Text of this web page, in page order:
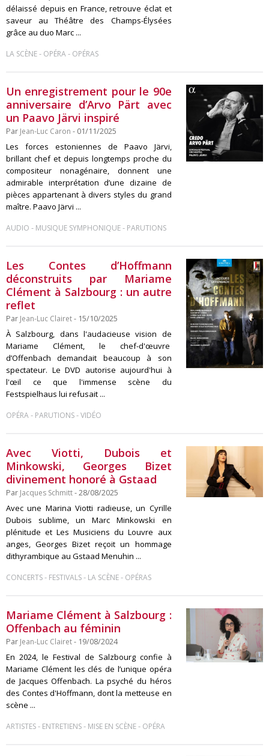
délaissé depuis en France, retrouve éclat et
saveur au Théâtre des Champs-Élysées
grâce au duo Marc ...
LA SCÈNE- OPÉRA- OPÉRAS
Un enregistrement pour le 90e
anniversaire d’Arvo Pärt avec
un Paavo Järvi inspiré
Par Jean-Luc Caron - 01/11/2025
Les forces estoniennes de Paavo Järvi,
brillant chef et depuis longtemps proche du
compositeur nonagénaire, donnent une
admirable interprétation d’une dizaine de
pièces appartenant à divers styles du grand
maître. Paavo Järvi ...
AUDIO - MUSIQUE SYMPHONIQUE- PARUTIONS
Les Contes d’Hoffmann
déconstruits par Mariame
Clément à Salzbourg : un autre
reflet
Par Jean-Luc Clairet- 15/10/2025
À Salzbourg, dans l'audacieuse vision de
Mariame Clément, le chef-d'œuvre
d’Offenbach demandait beaucoup à son
spectateur. Le DVD autorise aujourd'hui à
l'œil ce que l'immense scène du
Festspielhaus lui refusait ...
OPÉRA- PARUTIONS-VIDÉO
Avec Viotti, Dubois et
Minkowski, Georges Bizet
divinement honoré à Gstaad
Par Jacques Schmitt- 28/08/2025
Avec une Marina Viotti radieuse, un Cyrille
Dubois sublime, un Marc Minkowski en
plénitude et Les Musiciens du Louvre aux
anges, Georges Bizet reçoit un hommage
dithyrambique au Gstaad Menuhin ...
CONCERTS- FESTIVALS- LA SCÈNE- OPÉRAS
Mariame Clément à Salzbourg :
Offenbach au féminin
Par Jean-Luc Clairet- 19/08/2024
En 2024, le Festival de Salzbourg confie à
Mariame Clément les clés de l’unique opéra
de Jacques Offenbach. La psyché du héros
des Contes d'Hoffmann, dont la metteuse en
scène ...
ARTISTES- ENTRETIENS- MISE EN SCÈNE- OPÉRA